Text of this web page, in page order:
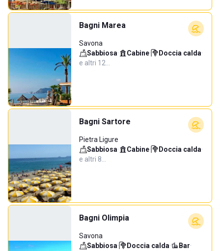
Bagni Marea
Savona
Sabbiosa· Cabine· Doccia calda·
e altri 12…
Bagni Sartore
Pietra Ligure
Sabbiosa· Cabine· Doccia calda·
e altri 8…
Bagni Olimpia
Savona
Sabbiosa· Doccia calda· Bar·